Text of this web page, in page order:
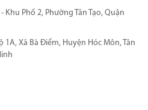
Khu Phố 2, Phường Tân Tạo, Quận
Xã Bà Điểm, Huyện Hóc Môn, Tân